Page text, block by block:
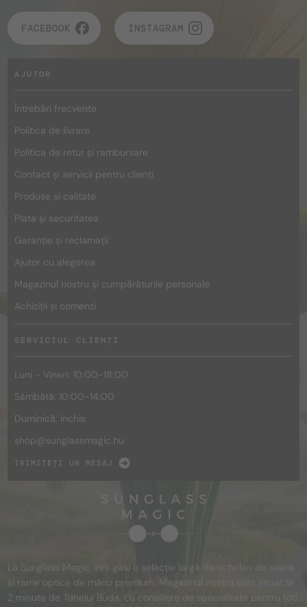
FACEBOOK INSTAGRAM
AJUTOR
Întrebări frecvente
Politica de livrare
Politica de retur și rambursare
Contact și servicii pentru clienți
Produse și calitate
Plata și securitatea
Garanție și reclamații
Ajutor cu alegerea
Magazinul nostru și cumpărăturile personale
Achiziții și comenzi
SERVICIUL CLIENȚI
Luni - Vineri: 10:00-18:00
Sâmbătă: 10:00-14:00
Duminică: închis
shop@sunglassmagic.hu
TRIMITEȚI UN MESAJ
La Sunglass Magic, veți găsi o selecție largă de ochelari de soare
și rame optice de mărci premium. Magazinul nostru este situat la
2 minute de Tunelul Buda, cu consiliere de specialitate pentru toți.